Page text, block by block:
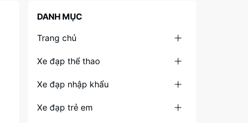
DANH MỤC
Trang chủ
Xe đạp thể thao
Xe đạp nhập khẩu
Xe đạp trẻ em